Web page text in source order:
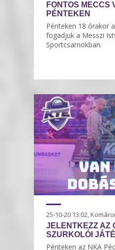
FONTOS MECCS
PÉNTEKEN
Pénteken 18 órakor
fogadjuk a Messzi
Sportcsarnokban.
25-10-20 13:02,
JELENTKEZZ AZ
SZURKOLÓI
Pénteken az NKA